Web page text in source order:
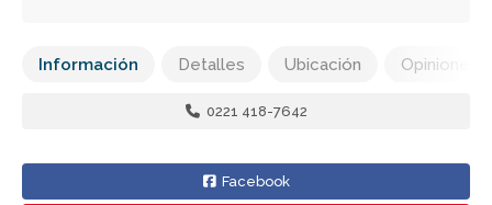
Información Detalles Ubicación Opiniones
0221 418-7642
Facebook